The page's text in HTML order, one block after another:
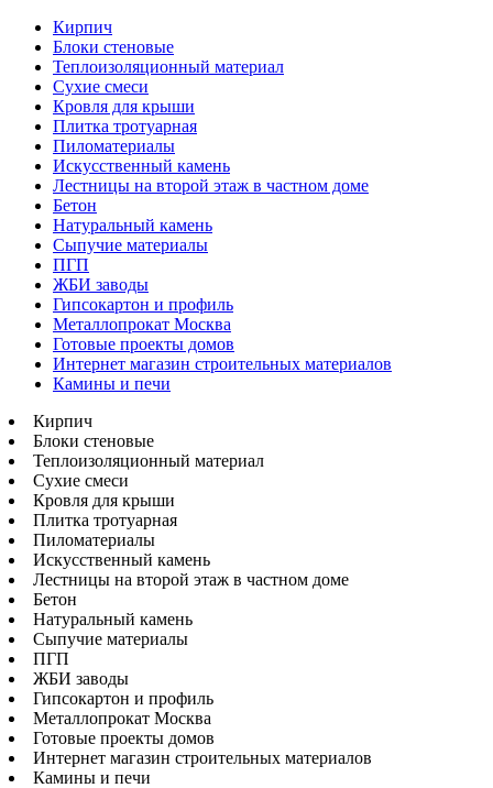
Кирпич
Блоки стеновые
Теплоизоляционный материал
Сухие смеси
Кровля для крыши
Плитка тротуарная
Пиломатериалы
Искусственный камень
Лестницы на второй этаж в частном доме
Бетон
Натуральный камень
Сыпучие материалы
ПГП
ЖБИ заводы
Гипсокартон и профиль
Металлопрокат Москва
Готовые проекты домов
Интернет магазин строительных материалов
Камины и печи
Кирпич
Блоки стеновые
Теплоизоляционный материал
Сухие смеси
Кровля для крыши
Плитка тротуарная
Пиломатериалы
Искусственный камень
Лестницы на второй этаж в частном доме
Бетон
Натуральный камень
Сыпучие материалы
ПГП
ЖБИ заводы
Гипсокартон и профиль
Металлопрокат Москва
Готовые проекты домов
Интернет магазин строительных материалов
Камины и печи